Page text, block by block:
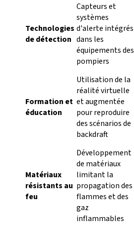
Technologies
de détection
Capteurs et
systèmes
d'alerte intégrés
dans les
équipements des
pompiers
Formation et
éducation
Utilisation de la
réalité virtuelle
et augmentée
pour reproduire
des scénarios de
backdraft
Matériaux
résistants au
feu
Développement
de matériaux
limitant la
propagation des
flammes et des
gaz
inflammables